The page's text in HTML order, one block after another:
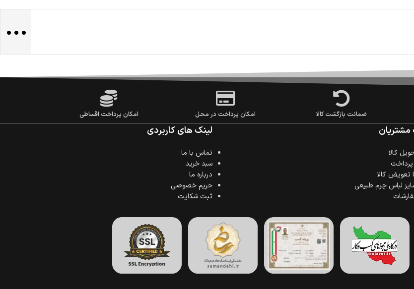
...
ضمانت بازگشت کالا امکان پرداخت در محل امکان پرداخت اقساطی
کالا
تعویض کالا
لباس چرم طبیعی
لینک های کاربردی
تماس با ما
سبد خرید
درباره ما
حریم خصوصی
ثبت شکایت